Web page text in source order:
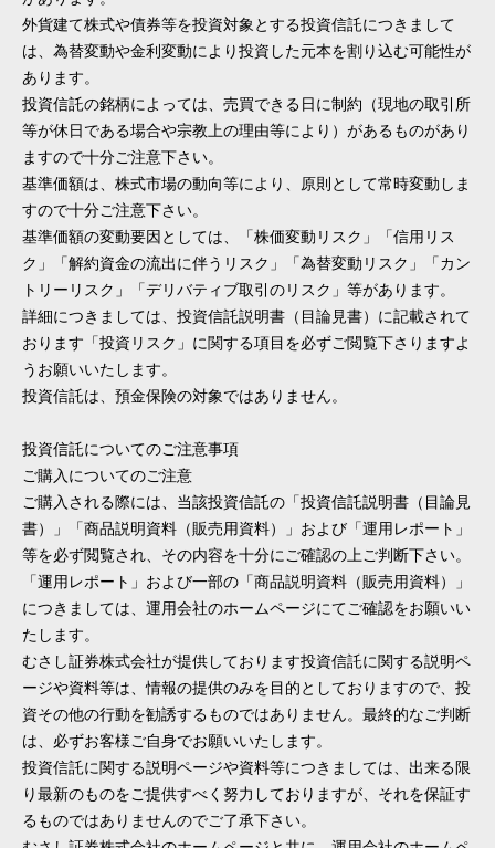
外貨建て株式や債券等を投資対象とする投資信託につきまして
は、為替変動や金利変動により投資した元本を割り込む可能性が
あります。
投資信託の銘柄によっては、売買できる日に制約（現地の取引所
等が休日である場合や宗教上の理由等により）があるものがあり
ますので十分ご注意下さい。
基準価額は、株式市場の動向等により、原則として常時変動しま
すので十分ご注意下さい。
基準価額の変動要因としては、「株価変動リスク」「信用リス
ク」「解約資金の流出に伴うリスク」「為替変動リスク」「カン
トリーリスク」「デリバティブ取引のリスク」等があります。
詳細につきましては、投資信託説明書（目論見書）に記載されて
おります「投資リスク」に関する項目を必ずご閲覧下さりますよ
うお願いいたします。
投資信託は、預金保険の対象ではありません。
投資信託についてのご注意事項
ご購入についてのご注意
ご購入される際には、当該投資信託の「投資信託説明書（目論見
書）」「商品説明資料（販売用資料）」および「運用レポート」
等を必ず閲覧され、その内容を十分にご確認の上ご判断下さい。
「運用レポート」および一部の「商品説明資料（販売用資料）」
につきましては、運用会社のホームページにてご確認をお願いい
たします。
むさし証券株式会社が提供しております投資信託に関する説明ペ
ージや資料等は、情報の提供のみを目的としておりますので、投
資その他の行動を勧誘するものではありません。最終的なご判断
は、必ずお客様ご自身でお願いいたします。
投資信託に関する説明ページや資料等につきましては、出来る限
り最新のものをご提供すべく努力しておりますが、それを保証す
るものではありませんのでご了承下さい。